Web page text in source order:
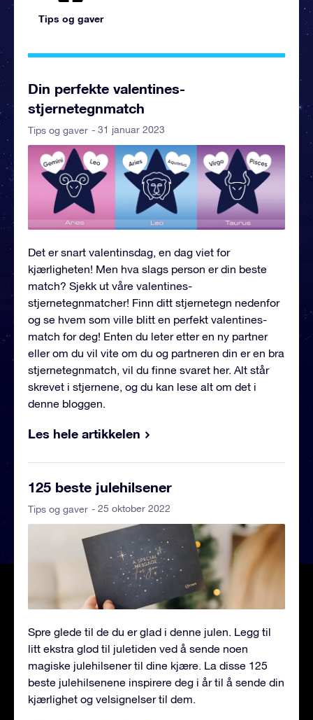
Tips og gaver
Din perfekte valentines-
stjernetegnmatch
Tips og gaver - 31 januar 2023
Det er snart valentinsdag, en dag viet for
kjærligheten! Men hva slags person er din beste
match? Sjekk ut våre valentines-
stjernetegnmatcher! Finn ditt stjernetegn nedenfor
og se hvem som ville blitt en perfekt valentines-
match for deg! Enten du leter etter en ny partner
eller om du vil vite om du og partneren din er en bra
stjernetegnmatch, vil du finne svaret her. Alt står
skrevet i stjernene, og du kan lese alt om det i
denne bloggen.
Les hele artikkelen
125 beste julehilsener
Tips og gaver - 25 oktober 2022
Spre glede til de du er glad i denne julen. Legg til
litt ekstra glød til juletiden ved å sende noen
magiske julehilsener til dine kjære. La disse 125
beste julehilsenene inspirere deg i år til å sende din
kjærlighet og velsignelser til dem.